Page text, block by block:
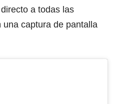
a todas las
captura de pantalla